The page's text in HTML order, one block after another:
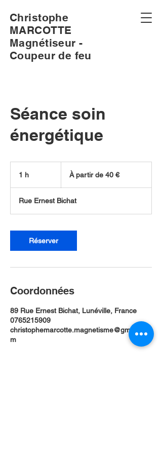
Christophe
MARCOTTE
Magnétiseur -
Coupeur de feu
Séance soin
énergétique
1 h
partir
euros
À partir de 40 €
Rue Ernest Bichat
Réserver
Coordonnées
89 Rue Ernest Bichat, Lunéville, France
0765215909
christophemarcotte.magnetisme@gmail.co
m